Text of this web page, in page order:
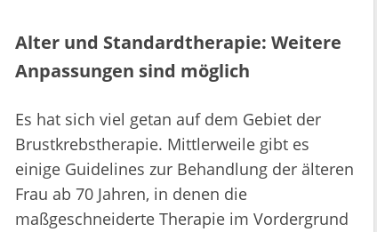
Alter und Standardtherapie: Weitere
Anpassungen sind möglich
Es hat sich viel getan auf dem Gebiet der
Brustkrebstherapie. Mittlerweile gibt es
einige Guidelines zur Behandlung der älteren
Frau ab 70 Jahren, in denen die
maßgeschneiderte Therapie im Vordergrund